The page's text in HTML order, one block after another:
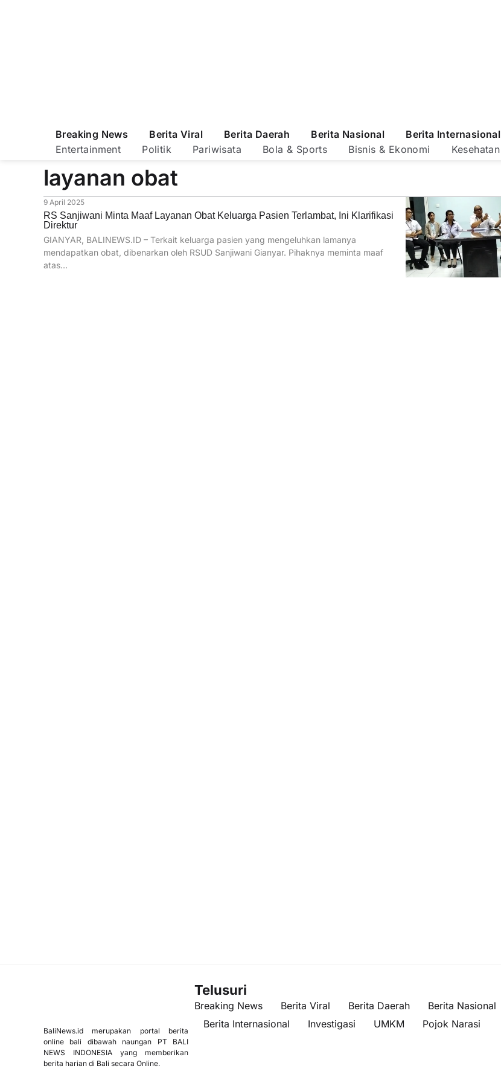
Breaking News Berita Viral Berita Daerah Berita Nasional Berita Internasional
Entertainment
Politik Pariwisata Bola & Sports Bisnis & Ekonomi Kesehatan
layanan obat
9 April 2025
RS Sanjiwani Minta Maaf Layanan Obat Keluarga Pasien Terlambat, Ini Klarifikasi
Direktur
GIANYAR, BALINEWS.ID – Terkait keluarga pasien yang mengeluhkan lamanya
mendapatkan obat, dibenarkan oleh RSUD Sanjiwani Gianyar. Pihaknya meminta maaf
atas…
BaliNews.id merupakan portal berita
online bali dibawah naungan PT BALI
NEWS INDONESIA yang memberikan
berita harian di Bali secara Online.
Telusuri
Breaking News Berita Viral Berita Daerah
Berita Nasional
Berita Internasional
Investigasi UMKM Pojok Narasi